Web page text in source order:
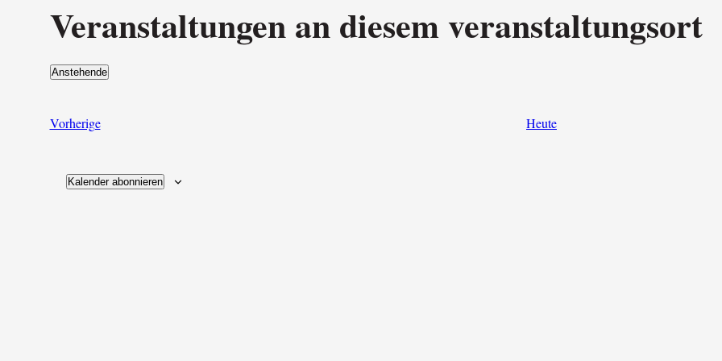
Veranstaltungen an diesem veranstaltungsort
Anstehende
VorherigeVeranstaltungen Heute
Kalender abonnieren